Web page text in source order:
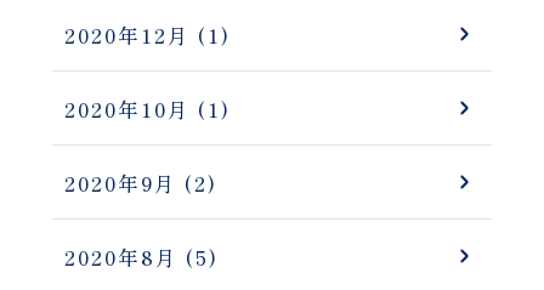
2020年12月 (1)
2020年10月 (1)
2020年9月 (2)
2020年8月 (5)